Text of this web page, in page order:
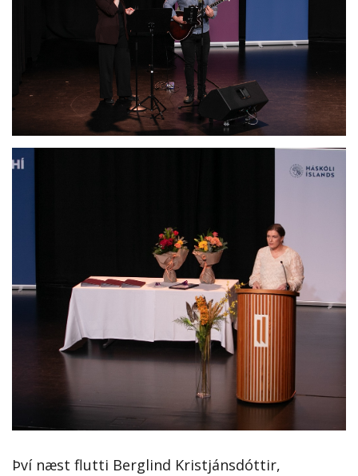
Því næst flutti Berglind Kristjánsdóttir,